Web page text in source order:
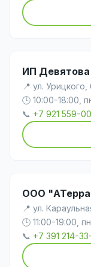
ИП Девятова
📍 ул. Урицкого,
🕒 10:00-18:00,
📞 +7 921 559-
ООО
📍 ул.
🕒 11:00-19:00,
📞 +7 391 214-